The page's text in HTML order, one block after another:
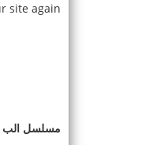
site again
مسلسل الب ارسلان